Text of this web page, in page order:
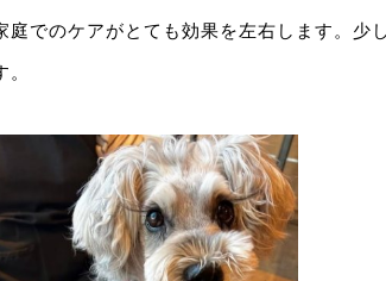
でのケアがとても効果を左右します。少